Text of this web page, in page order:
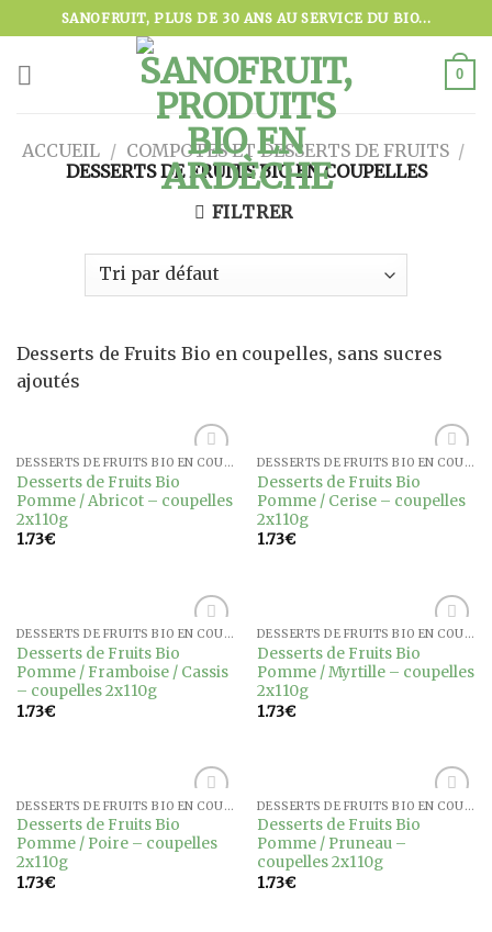
to
content
SANOFRUIT, PLUS DE 30 ANS AU SERVICE DU BIO...
0
ACCUEIL / COMPOTES ET DESSERTS DE FRUITS /
DESSERTS DE FRUITS BIO EN COUPELLES
FILTRER
Desserts de Fruits Bio en coupelles, sans sucres
ajoutés
wishlist
DESSERTS DE FRUITS BIO EN COUPELLES
Desserts de Fruits Bio
Pomme / Abricot – coupelles
2x110g
1.73€
wishlist
DESSERTS DE FRUITS BIO EN COUPELLES
Desserts de Fruits Bio
Pomme / Cerise – coupelles
2x110g
1.73€
wishlist
DESSERTS DE FRUITS BIO EN COUPELLES
Desserts de Fruits Bio
Pomme / Framboise / Cassis
– coupelles 2x110g
1.73€
wishlist
DESSERTS DE FRUITS BIO EN COUPELLES
Desserts de Fruits Bio
Pomme / Myrtille – coupelles
2x110g
1.73€
wishlist
DESSERTS DE FRUITS BIO EN COUPELLES
Desserts de Fruits Bio
Pomme / Poire – coupelles
2x110g
1.73€
DESSERTS DE FRUITS BIO EN COUPELLES
Desserts de Fruits Bio
Pomme / Pruneau –
coupelles 2x110g
1.73€